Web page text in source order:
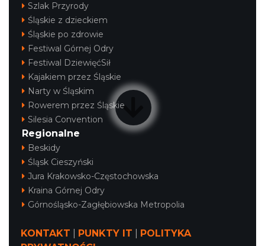
Szlak Przyrody
Śląskie z dzieckiem
Śląskie po zdrowie
Festiwal Górnej Odry
Festiwal DziewięćSił
Kajakiem przez Śląskie
Narty w Śląskim
Rowerem przez Śląskie
Silesia Convention
Regionalne
Beskidy
Śląsk Cieszyński
Jura Krakowsko-Częstochowska
Kraina Górnej Odry
Górnośląsko-Zagłębiowska Metropolia
KONTAKT PUNKTY IT
POLITYKA